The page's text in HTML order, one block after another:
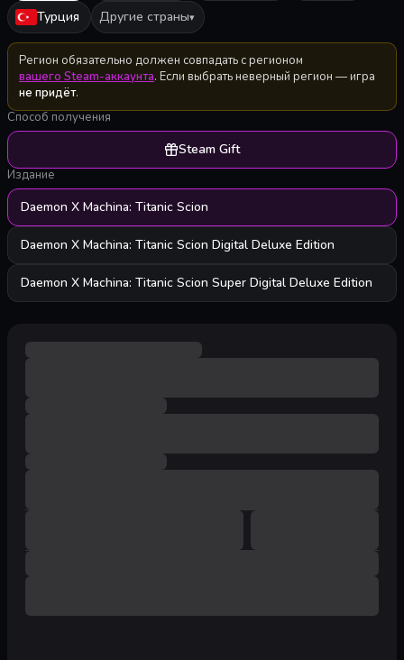
Турция
Другие страны▾
Регион обязательно должен совпадать с регионом
вашего Steam-аккаунта. Если выбрать неверный регион — игра
не придёт.
Способ получения
Steam Gift
Издание
Daemon X Machina: Titanic Scion
Daemon X Machina: Titanic Scion Digital Deluxe Edition
Daemon X Machina: Titanic Scion Super Digital Deluxe Edition